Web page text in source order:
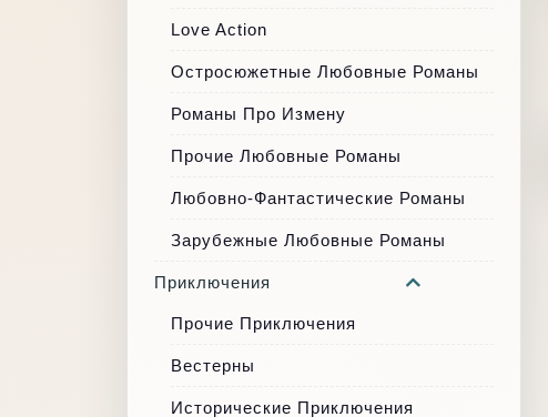
Love Action
Остросюжетные Любовные Романы
Романы Про Измену
Прочие Любовные Романы
Любовно-Фантастические Романы
Зарубежные Любовные Романы
Приключения
Прочие Приключения
Вестерны
Исторические Приключения